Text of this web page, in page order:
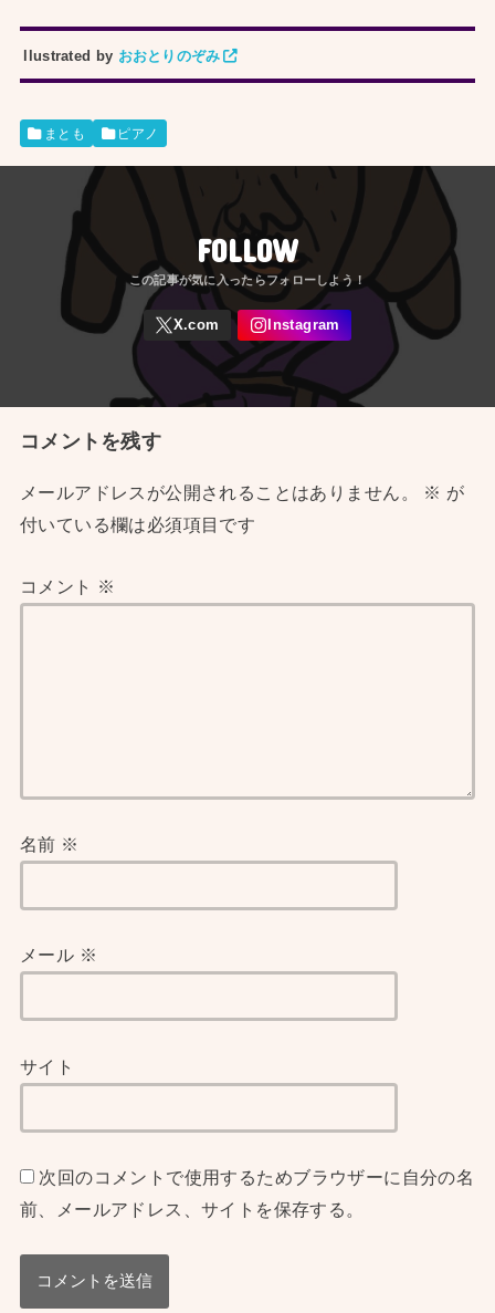
llustrated by おおとりのぞみ
まとも ピアノ
FOLLOW
コメントを残す
メールアドレスが公開されることはありません。 ※ が
付いている欄は必須項目です
コメント ※
名前 ※
メール ※
サイト
次回のコメントで使用するためブラウザーに自分の名
前、メールアドレス、サイトを保存する。